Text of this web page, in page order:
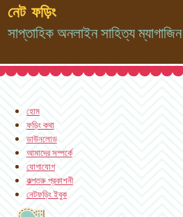
নেট ফড়িং
সাপ্তাহিক অনলাইন সাহিত্য ম্যাগাজিন
হোম
ফড়িং কথা
ডাউনলোড
আমাদের সম্পর্কে
যোগাযোগ
কল্পতরু প্রকাশনী
নেটফড়িং ইবুক